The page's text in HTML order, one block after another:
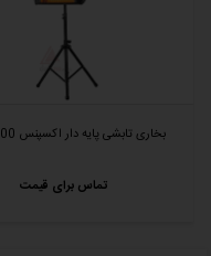
بخاری تابشی پایه دار اکسپنس 2500 وات
تماس برای قیمت